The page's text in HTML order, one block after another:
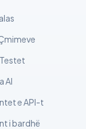
AI
e API-t
i bardhë